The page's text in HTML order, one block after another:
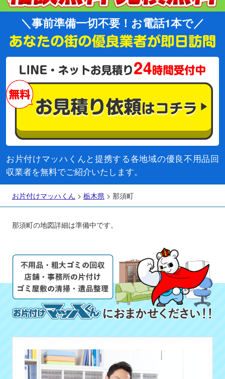
事前準備一切不要！お電話1本で
お片付けマッハくんと提携する各地域の優良不用品回
収業者を無料でご紹介いたします。
お片付けマッハくん > 栃木県 > 那須町
那須町の地図詳細は準備中です。